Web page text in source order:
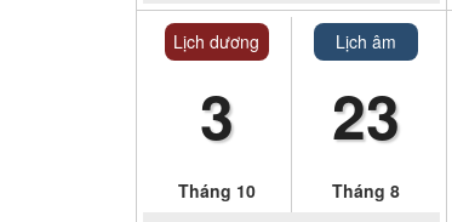
Lịch dương
3
Tháng 10
Lịch âm
23
Tháng 8